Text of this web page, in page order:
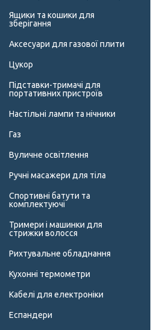
Ящики та кошики для
зберігання
Аксесуари для газової плити
Цукор
Підставки-тримачі для
портативних пристроїв
Настільні лампи та нічники
Газ
Вуличне освітлення
Ручні масажери для тіла
Спортивні батути та
комплектуючі
Тримери і машинки для
стрижки волосся
Рихтувальне обладнання
Кухонні термометри
Кабелі для електроніки
Еспандери